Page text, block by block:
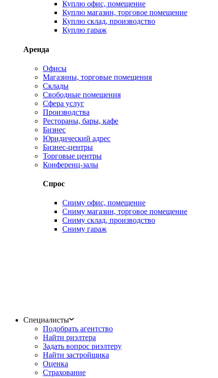
Куплю офис, помещение
Куплю магазин, торговое помещение
Куплю склад, производство
Куплю гараж
Аренда
Офисы
Магазины, торговые помещения
Склады
Свободные помещения
Сфера услуг
Производства
Рестораны, бары, кафе
Бизнес
Юридический адрес
Бизнес-центры
Торговые центры
Конференц-залы
Спрос
Сниму офис, помещение
Сниму магазин, торговое помещение
Сниму склад, производство
Сниму гараж
Специалисты
Подобрать агентство
Найти риэлтера
Задать вопрос риэлтеру
Найти застройщика
Оценка
Страхование